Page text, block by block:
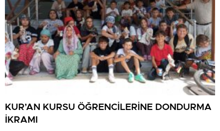
KUR’AN KURSU ÖĞRENCİLERİNE DONDURMA
İKRAMI